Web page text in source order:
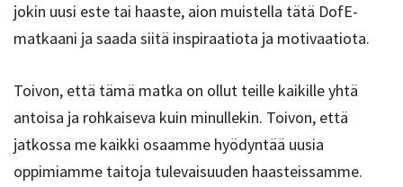
jokin uusi este tai haaste, aion muistella tätä DofE-
matkaani ja saada siitä inspiraatiota ja motivaatiota.
Toivon, että tämä matka on ollut teille kaikille yhtä
antoisa ja rohkaiseva kuin minullekin. Toivon, että
jatkossa me kaikki osaamme hyödyntää uusia
oppimiamme taitoja tulevaisuuden haasteissamme.